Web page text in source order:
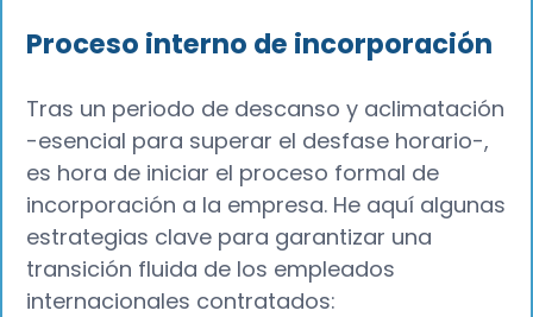
Proceso interno de incorporación
Tras un periodo de descanso y aclimatación
-esencial para superar el desfase horario-,
es hora de iniciar el proceso formal de
incorporación a la empresa. He aquí algunas
estrategias clave para garantizar una
transición fluida de los empleados
internacionales contratados: